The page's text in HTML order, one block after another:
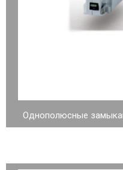
Однополюсные